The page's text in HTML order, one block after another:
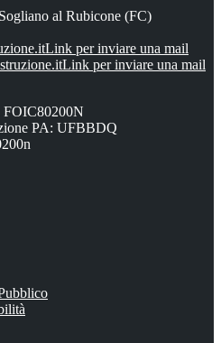
al Rubicone (FC)
Link per inviare una mail
Link per inviare una mail
FOIC80200N
PA: UFBBDQ